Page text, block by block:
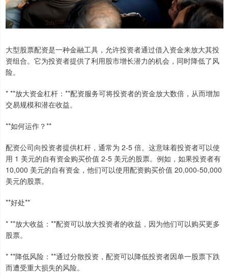
大型股票配资是一种金融工具，允许投资者通过借入资金来放大其投
资组合。它为投资者提供了利用股市增长潜力的机会，同时降低了风
险。
* **放大资金杠杆：**配资服务可将投资者的资金放大数倍，从而增加
交易规模和潜在收益。
**如何运作？**
配资公司向投资者提供杠杆，通常为 2-5 倍。这意味着投资者可以使
用 1 美元的自有资金购买价值 2-5 美元的股票。例如，如果投资者有
10,000 美元的自有资金，他们可以使用配资购买价值 20,000-50,000
美元的股票。
**好处**
* **放大收益：**配资可以放大投资者的收益，因为他们可以购买更多
股票。
* **降低风险：**通过分散投资，配资可以降低投资者因单一股票下跌
而遭受重大损失的风险。